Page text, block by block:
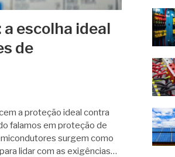
escolha ideal
de
a proteção ideal contra
falamos em proteção de
surgem como
lidar com as exigências…